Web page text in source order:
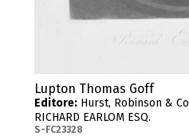
Lupton Thomas Goff
Editore: Hurst, Robinson & Co
RICHARD EARLOM ESQ.
S-FC23328